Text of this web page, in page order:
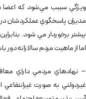
ويژگي سببب مي‌شود كه اعضا
مديران پاسخگوي عملكردشان در
بيشتر برخوردار مي‌ شود.
اما از ماهيت مردم سالارانه
– نهادهاي مردمي داراي
غيردولتي به صورت